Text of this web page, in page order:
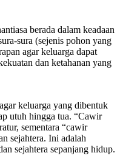
berada dalam keadaan
sura (sejenis pohon yang
agar keluarga dapat
dan ketahanan yang
keluarga yang dibentuk
utuh hingga tua. “Cawir
sementara “cawir
sejahtera. Ini adalah
sejahtera sepanjang hidup.